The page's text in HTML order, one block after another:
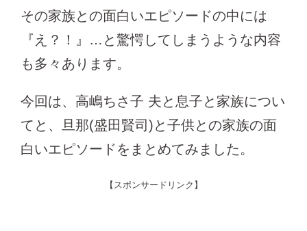
その家族との面白いエピソードの中には
『え？！』…と驚愕してしまうような内容
も多々あります。
今回は、高嶋ちさ子 夫と息子と家族につい
てと、旦那(盛田賢司)と子供との家族の面
白いエピソードをまとめてみました。
【スポンサードリンク】